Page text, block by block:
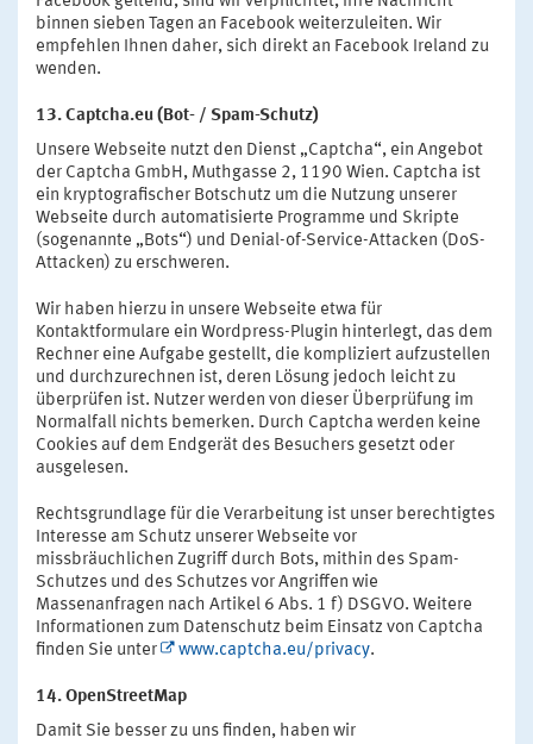
binnen sieben Tagen an Facebook weiterzuleiten. Wir
empfehlen Ihnen daher, sich direkt an Facebook Ireland zu
wenden.
13. Captcha.eu (Bot- / Spam-Schutz)
Unsere Webseite nutzt den Dienst „Captcha“, ein Angebot
der Captcha GmbH, Muthgasse 2, 1190 Wien. Captcha ist
ein kryptografischer Botschutz um die Nutzung unserer
Webseite durch automatisierte Programme und Skripte
(sogenannte „Bots“) und Denial-of-Service-Attacken (DoS-
Attacken) zu erschweren.
Wir haben hierzu in unsere Webseite etwa für
Kontaktformulare ein Wordpress-Plugin hinterlegt, das dem
Rechner eine Aufgabe gestellt, die kompliziert aufzustellen
und durchzurechnen ist, deren Lösung jedoch leicht zu
überprüfen ist. Nutzer werden von dieser Überprüfung im
Normalfall nichts bemerken. Durch Captcha werden keine
Cookies auf dem Endgerät des Besuchers gesetzt oder
ausgelesen.
Rechtsgrundlage für die Verarbeitung ist unser berechtigtes
Interesse am Schutz unserer Webseite vor
missbräuchlichen Zugriff durch Bots, mithin des Spam-
Schutzes und des Schutzes vor Angriffen wie
Massenanfragen nach Artikel 6 Abs. 1 f) DSGVO. Weitere
Informationen zum Datenschutz beim Einsatz von Captcha
finden Sie unter
www.captcha.eu/privacy.
14. OpenStreetMap
Damit Sie besser zu uns finden, haben wir